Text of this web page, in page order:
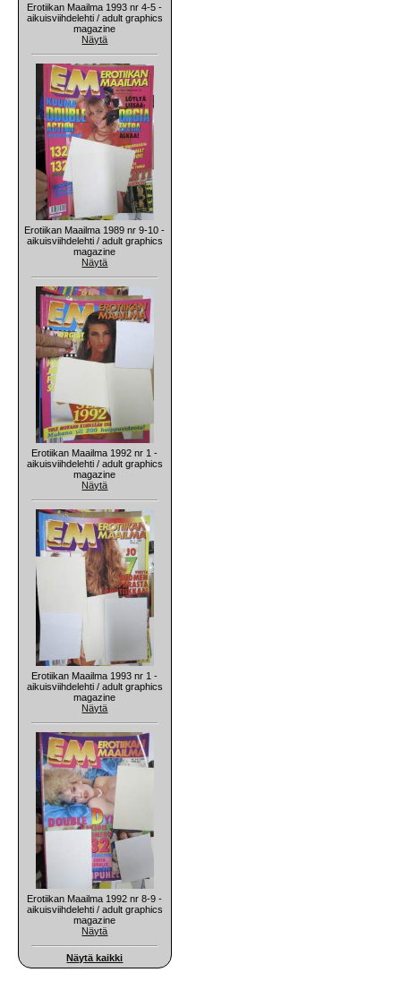
Erotiikan Maailma 1993 nr 4-5 -
aikuisviihdelehti / adult graphics
magazine
Näytä
Erotiikan Maailma 1989 nr 9-10 -
aikuisviihdelehti / adult graphics
magazine
Näytä
Erotiikan Maailma 1992 nr 1 -
aikuisviihdelehti / adult graphics
magazine
Näytä
Erotiikan Maailma 1993 nr 1 -
aikuisviihdelehti / adult graphics
magazine
Näytä
Erotiikan Maailma 1992 nr 8-9 -
aikuisviihdelehti / adult graphics
magazine
Näytä
Näytä kaikki